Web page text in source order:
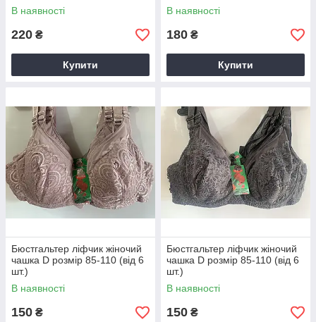
В наявності
220 ₴
Купити
В наявності
180 ₴
Купити
Бюстгальтер ліфчик жіночий
чашка D розмір 85-110 (від 6
шт.)
В наявності
150 ₴
Бюстгальтер ліфчик жіночий
чашка D розмір 85-110 (від 6
шт.)
В наявності
150 ₴